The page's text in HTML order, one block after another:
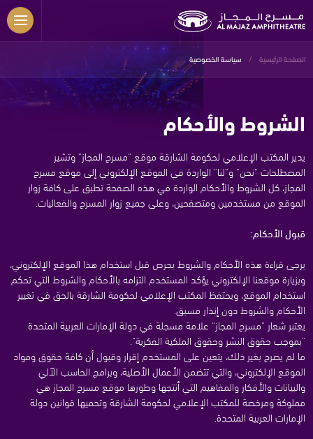
الصفحة الرئيسية سياسة الخصوصية
الشروط والأحكام
يدير المكتب الإعلامي لحكومة الشارقة موقع "مسرح المجاز" وتشير
المصطلحات "نحن" و"لنا" الواردة في الموقع الإلكتروني إلى موقع مسرح
المجاز، كل الشروط والأحكام الواردة في هذه الصفحة تطبق على كافة زوار
الموقع من مستخدمين ومتصفحين، وعلى جميع زوار المسرح والفعاليات.
قبول الأحكام:
يرجى قراءة هذه الأحكام والشروط بحرص قبل استخدام هذا الموقع الإلكتروني،
وبزيارة موقعنا الإلكتروني يؤكد المستخدم التزامه بالأحكام والشروط التي تحكم
استخدام الموقع، ويحتفظ المكتب الإعلامي لحكومة الشارقة بالحق في تغيير
الأحكام والشروط دون إنذار مسبق.
يعتبر شعار "مسرح المجاز" علامة مسجلة في دولة الإمارات العربية المتحدة
"بموجب حقوق النشر وحقوق الملكية الفكرية".
ما لم يصرح بغير ذلك، يتعين على المستخدم إقرار وقبول أن كافة حقوق ومواد
الموقع الإلكتروني، والتي تتضمن الأعمال الأصلية، وبرامج الحاسب الآلي
والبيانات والأفكار والمفاهيم التي أنتجها وطورها موقع مسرح المجاز هي
مملوكة ومرخصة للمكتب الإعلامي لحكومة الشارقة وتحميها قوانين دولة
الإمارات العربية المتحدة.